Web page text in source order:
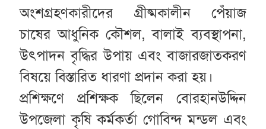
অংশগ্রহণকারীদের গ্রীষ্মকালীন পেঁয়াজ
চাষের আধুনিক কৌশল, বালাই ব্যবস্থাপনা,
উৎপাদন বৃদ্ধির উপায় এবং বাজারজাতকরণ
বিষয়ে বিস্তারিত ধারণা প্রদান করা হয়।
প্রশিক্ষণে প্রশিক্ষক ছিলেন বোরহানউদ্দিন
উপজেলা কৃষি কর্মকর্তা গোবিন্দ মন্ডল এবং